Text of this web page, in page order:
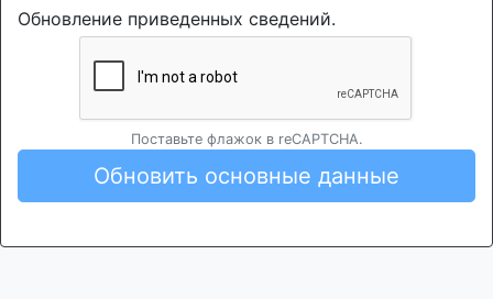
Обновление приведенных сведений.
Поставьте флажок в reCAPTCHA.
Обновить основные данные